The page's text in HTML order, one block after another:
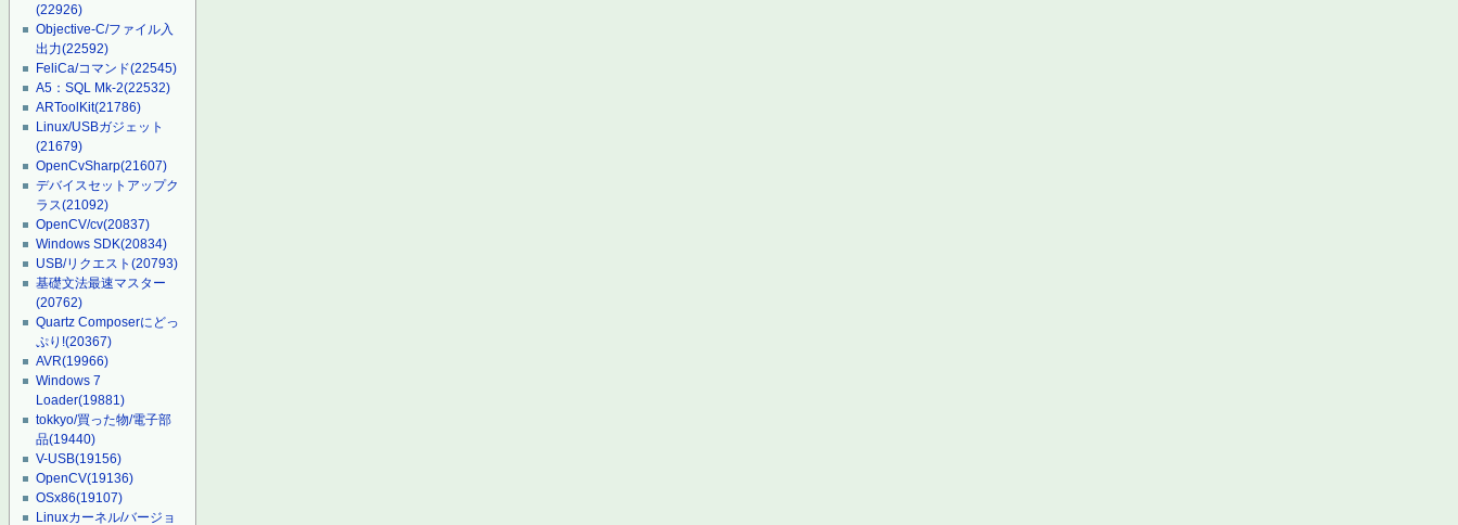
(22926)
Objective-C/ファイル入
出力(22592)
FeliCa/コマンド(22545)
A5：SQL Mk-2(22532)
ARToolKit(21786)
Linux/USBガジェット
(21679)
OpenCvSharp(21607)
デバイスセットアップク
ラス(21092)
OpenCV/cv(20837)
Windows SDK(20834)
USB/リクエスト(20793)
基礎文法最速マスター
(20762)
Quartz Composerにどっ
ぷり!(20367)
AVR(19966)
Windows 7
Loader(19881)
tokkyo/買った物/電子部
品(19440)
V-USB(19156)
OpenCV(19136)
OSx86(19107)
Linuxカーネル/バージョ